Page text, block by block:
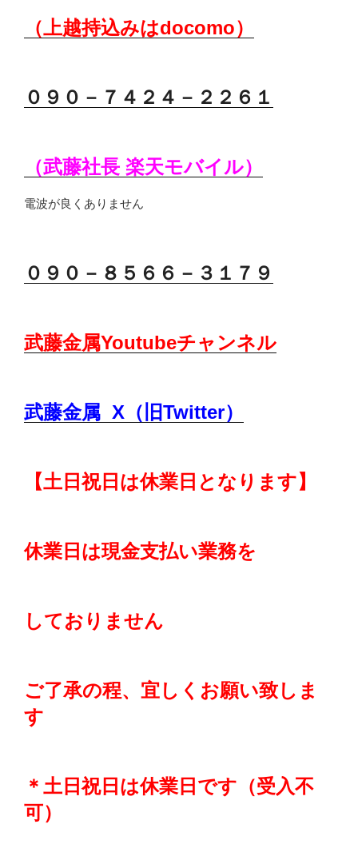
（上越持込みはdocomo）
０９０－７４２４ －２２６１
（武藤社長 楽天モバイル）
電波が良くありません
０９０－８５６６－３１７９
武藤金属Youtubeチャンネル
武藤金属 X（旧Twitter）
【土日祝日は休業日となります】
休業日は現金支払い業務を
しておりません
ご了承の程、 宜しくお願い致しま
す
＊土日祝日は休業日です（受入不
可）